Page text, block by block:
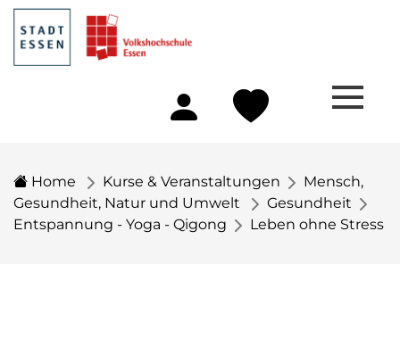
Home Kurse & Veranstaltungen
Mensch,
Gesundheit, Natur und Umwelt
Gesundheit
Entspannung - Yoga - Qigong
Leben ohne Stress